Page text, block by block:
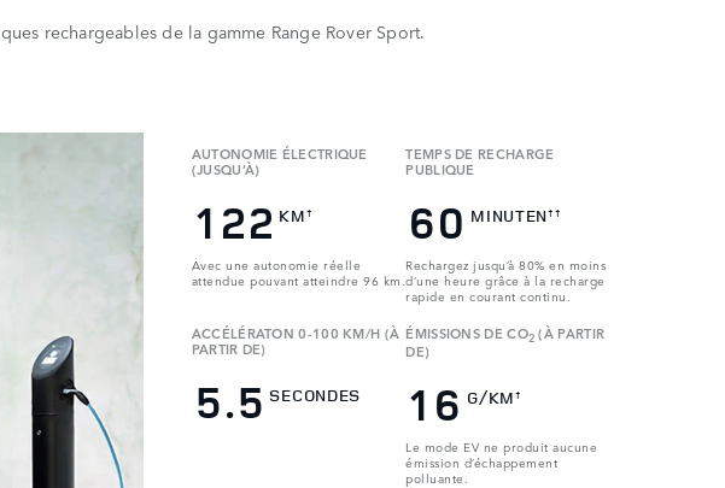
rechargeables de la gamme Range Rover Sport.
AUTONOMIE ÉLECTRIQUE
(JUSQU’À)
122 KM†
Avec une autonomie réelle
attendue pouvant atteindre 96 km.
TEMPS DE RECHARGE
PUBLIQUE
60 MINUTEN††
Rechargez jusqu’à 80% en moins
d’une heure grâce à la recharge
rapide en courant continu.
ACCÉLÉRATON 0-100 KM/H (À
PARTIR DE)
5.5 SECONDES
ÉMISSIONS DE CO2 (À PARTIR
DE)
16 G/KM†
Le mode EV ne produit aucune
émission d’échappement
polluante.